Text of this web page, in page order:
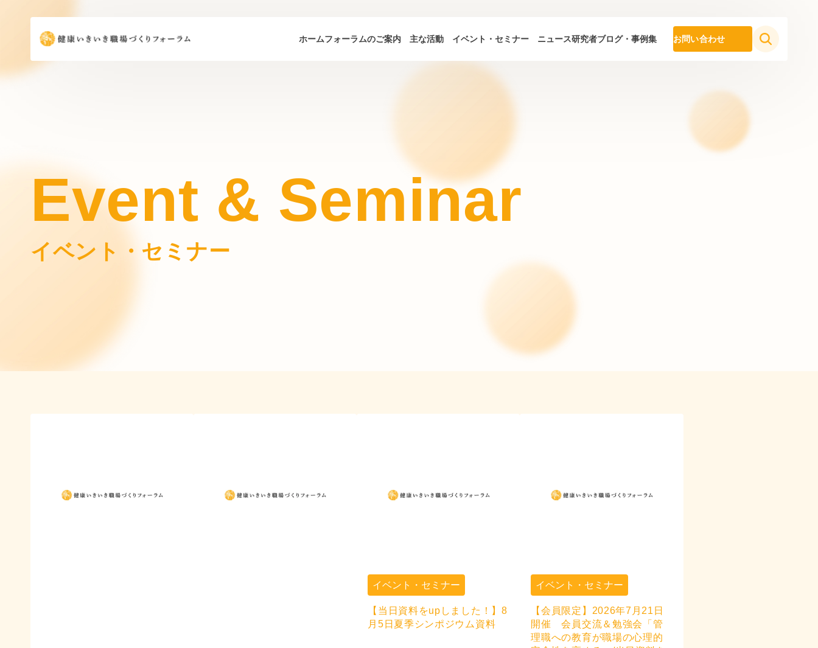
ホームフォーラムのご案内 主な活動 イベント・セミナー ニュース研究者ブログ・事例集 お問い合わせ
Event & Seminar
イベント・セミナー
イベント・セミナー
【当日資料をupしました！】8
月5日夏季シンポジウム資料
イベント・セミナー
【会員限定】2026年7月21日
開催 会員交流＆勉強会「管
理職への教育が職場の心理的